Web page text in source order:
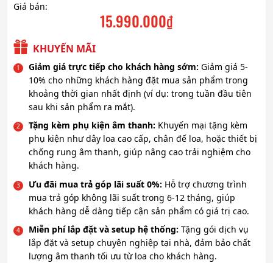
Giá bán:
15.990.000₫
KHUYẾN MÃI
Giảm giá trực tiếp cho khách hàng sớm: Giảm giá 5-
10% cho những khách hàng đặt mua sản phẩm trong
khoảng thời gian nhất định (ví dụ: trong tuần đầu tiên
sau khi sản phẩm ra mắt).
Tặng kèm phụ kiện âm thanh: Khuyến mại tặng kèm
phụ kiện như dây loa cao cấp, chân đế loa, hoặc thiết bị
chống rung âm thanh, giúp nâng cao trải nghiệm cho
khách hàng.
Ưu đãi mua trả góp lãi suất 0%: Hỗ trợ chương trình
mua trả góp không lãi suất trong 6-12 tháng, giúp
khách hàng dễ dàng tiếp cận sản phẩm có giá trị cao.
Miễn phí lắp đặt và setup hệ thống: Tặng gói dịch vụ
lắp đặt và setup chuyên nghiệp tại nhà, đảm bảo chất
lượng âm thanh tối ưu từ loa cho khách hàng.